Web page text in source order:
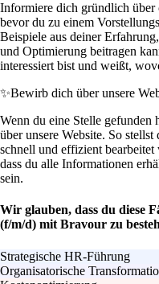
Informiere dich gründlich über
bevor du zu einem
Beispiele aus deiner
und Optimierung beitragen
interessiert bist und weißt,
✨Bewirb dich über unsere
Wenn du eine Stelle
über unsere Website. So
schnell und effizient
dass du alle Informationen
sein.
Wir glauben, dass du diese
(f/m/d) mit Bravour zu
Strategische HR-Führung
Organisatorische